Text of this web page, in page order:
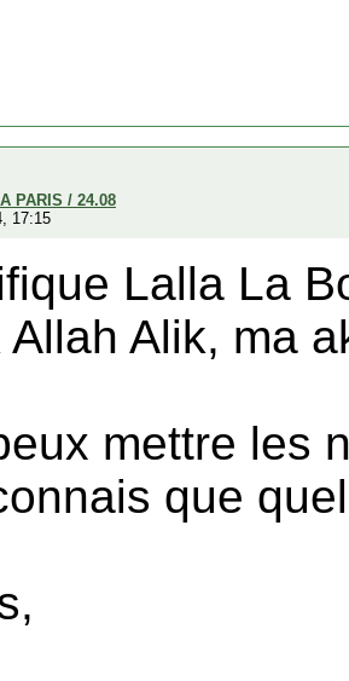
PARIS / 24.08
17:15
Lalla La
Allah Alik, ma
mettre les
que